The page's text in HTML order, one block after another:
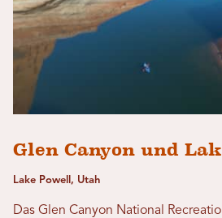
Glen Canyon und
Lake Powell, Utah
Das Glen Canyon National